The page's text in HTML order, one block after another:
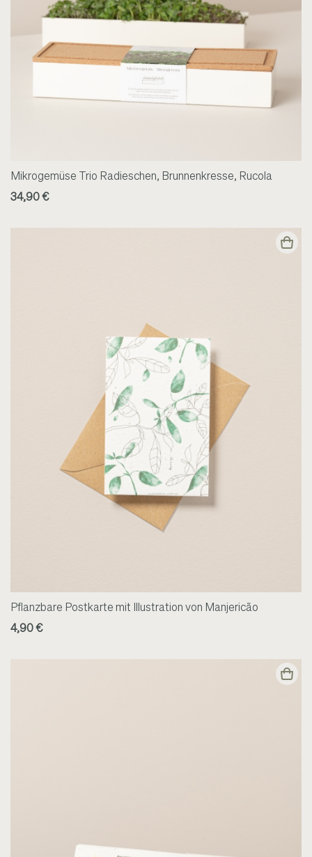
Mikrogemüse Trio Radieschen, Brunnenkresse, Rucola
34,90 €
Pflanzbare Postkarte mit Illustration von Manjericão
4,90 €